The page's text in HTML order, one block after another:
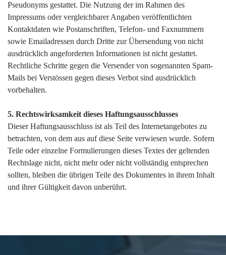
Pseudonyms gestattet. Die Nutzung der im Rahmen des
Impressums oder vergleichbarer Angaben veröffentlichten
Kontaktdaten wie Postanschriften, Telefon- und Faxnummern
sowie Emailadressen durch Dritte zur Übersendung von nicht
ausdrücklich angeforderten Informationen ist nicht gestattet.
Rechtliche Schritte gegen die Versender von sogenannten Spam-
Mails bei Verstössen gegen dieses Verbot sind ausdrücklich
vorbehalten.
5. Rechtswirksamkeit dieses Haftungsausschlusses
Dieser Haftungsausschluss ist als Teil des Internetangebotes zu
betrachten, von dem aus auf diese Seite verwiesen wurde. Sofern
Teile oder einzelne Formulierungen dieses Textes der geltenden
Rechtslage nicht, nicht mehr oder nicht vollständig entsprechen
sollten, bleiben die übrigen Teile des Dokumentes in ihrem Inhalt
und ihrer Gültigkeit davon unberührt.